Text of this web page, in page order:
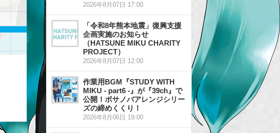
2026年8月07日 17:00
「令和8年熊本地震」復興支援
企画実施のお知らせ
（HATSUNE MIKU CHARITY
PROJECT）
2026年8月07日 12:00
作業用BGM『STUDY WITH
MIKU - part6 -』が『39ch』で
公開！ボサノバアレンジシリー
ズの締めくくり！
2026年8月06日 19:00